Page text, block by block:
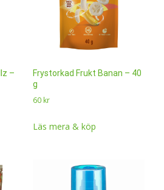
–
Frystorkad Frukt Banan – 40
g
60 kr
Läs mera & köp